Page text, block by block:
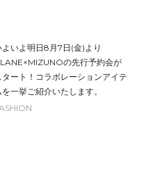
よいよ明日8月7日(金)より
の先行予約会が
タート！コラボレーションアイテ
を一挙ご紹介いたします。